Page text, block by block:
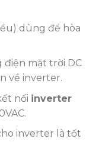
dùng để hòa
điện mặt trời DC
về inverter.
nối inverter
inverter là tốt